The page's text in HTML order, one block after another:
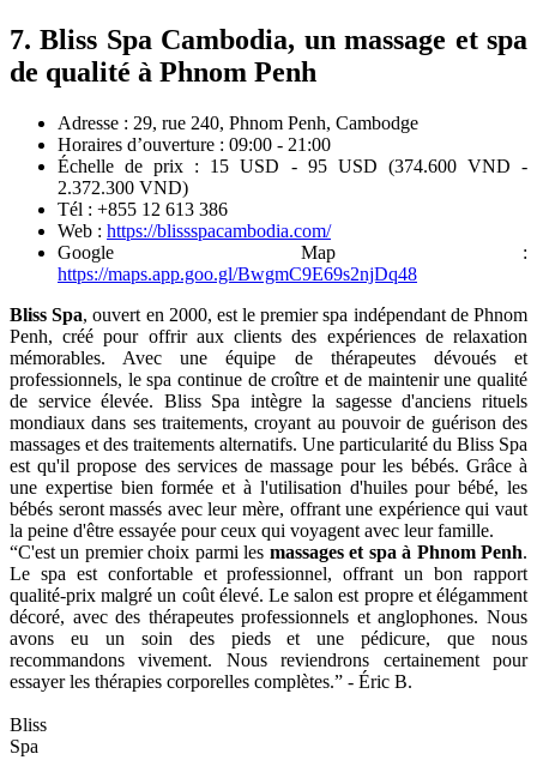
7. Bliss Spa Cambodia, un massage et spa
de qualité à Phnom Penh
Adresse : 29, rue 240, Phnom Penh, Cambodge
Horaires d’ouverture : 09:00 - 21:00
Échelle de prix : 15 USD - 95 USD (374.600 VND -
2.372.300 VND)
Tél : +855 12 613 386
Web : https://blissspacambodia.com/
Google Map :
https://maps.app.goo.gl/BwgmC9E69s2njDq48
Bliss Spa, ouvert en 2000, est le premier spa indépendant de Phnom
Penh, créé pour offrir aux clients des expériences de relaxation
mémorables. Avec une équipe de thérapeutes dévoués et
professionnels, le spa continue de croître et de maintenir une qualité
de service élevée. Bliss Spa intègre la sagesse d'anciens rituels
mondiaux dans ses traitements, croyant au pouvoir de guérison des
massages et des traitements alternatifs. Une particularité du Bliss Spa
est qu'il propose des services de massage pour les bébés. Grâce à
une expertise bien formée et à l'utilisation d'huiles pour bébé, les
bébés seront massés avec leur mère, offrant une expérience qui vaut
la peine d'être essayée pour ceux qui voyagent avec leur famille.
“C'est un premier choix parmi les massages et spa à Phnom Penh.
Le spa est confortable et professionnel, offrant un bon rapport
qualité-prix malgré un coût élevé. Le salon est propre et élégamment
décoré, avec des thérapeutes professionnels et anglophones. Nous
avons eu un soin des pieds et une pédicure, que nous
recommandons vivement. Nous reviendrons certainement pour
essayer les thérapies corporelles complètes.” - Éric B.
Bliss
Spa